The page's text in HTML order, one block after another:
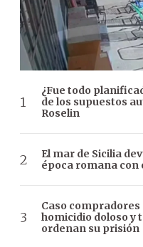
¿Fue todo
de los supuestos
Roselin
El mar de Sicilia
época romana con
Caso
homicidio doloso y
ordenan su prisión